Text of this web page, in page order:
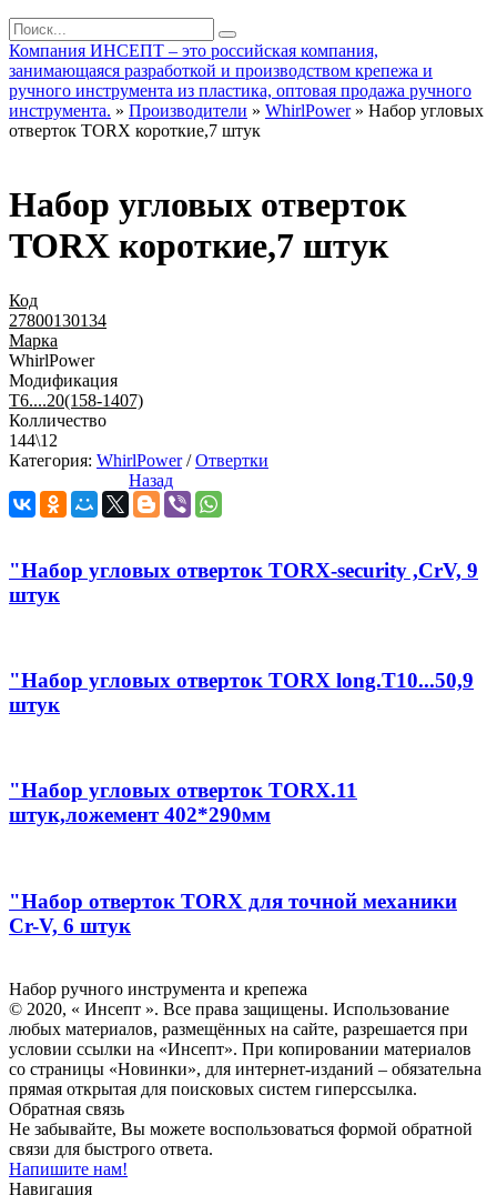
Компания ИНСЕПТ – это российская компания,
занимающаяся разработкой и производством крепежа и
ручного инструмента из пластика, оптовая продажа ручного
инструмента. » Производители » WhirlPower» Набор угловых
отверток TORX короткие,7 штук
Набор угловых отверток
TORX короткие,7 штук
Код
27800130134
Марка
WhirlPower
Модификация
T6....20(158-1407)
Колличество
144\12
Категория: WhirlPower/Отвертки
Назад
"Набор угловых отверток TORX-security ,CrV, 9
штук
"Набор угловых отверток TORX long.T10...50,9
штук
"Набор угловых отверток TORX.11
штук,ложемент 402*290мм
"Набор отверток TORX для точной механики
Cr-V, 6 штук
Набор ручного инструмента и крепежа
© 2020, « Инсепт ». Все права защищены. Использование
любых материалов, размещённых на сайте, разрешается при
условии ссылки на «Инсепт». При копировании материалов
со страницы «Новинки», для интернет-изданий – обязательна
прямая открытая для поисковых систем гиперссылка.
Обратная связь
Не забывайте, Вы можете воспользоваться формой обратной
связи для быстрого ответа.
Напишите нам!
Навигация